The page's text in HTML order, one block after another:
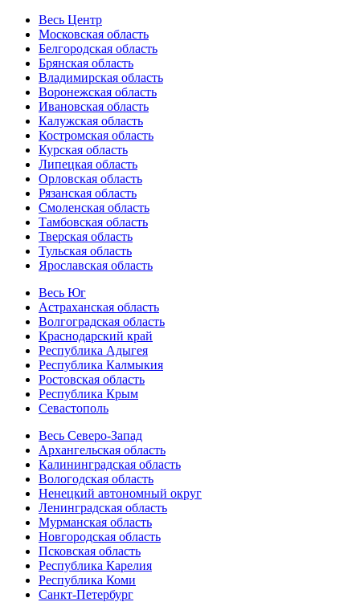
Весь Центр
Московская область
Белгородская область
Брянская область
Владимирская область
Воронежская область
Ивановская область
Калужская область
Костромская область
Курская область
Липецкая область
Орловская область
Рязанская область
Смоленская область
Тамбовская область
Тверская область
Тульская область
Ярославская область
Весь Юг
Астраханская область
Волгоградская область
Краснодарский край
Республика Адыгея
Республика Калмыкия
Ростовская область
Республика Крым
Севастополь
Весь Северо-Запад
Архангельская область
Калининградская область
Вологодская область
Ненецкий автономный округ
Ленинградская область
Мурманская область
Новгородская область
Псковская область
Республика Карелия
Республика Коми
Санкт-Петербург